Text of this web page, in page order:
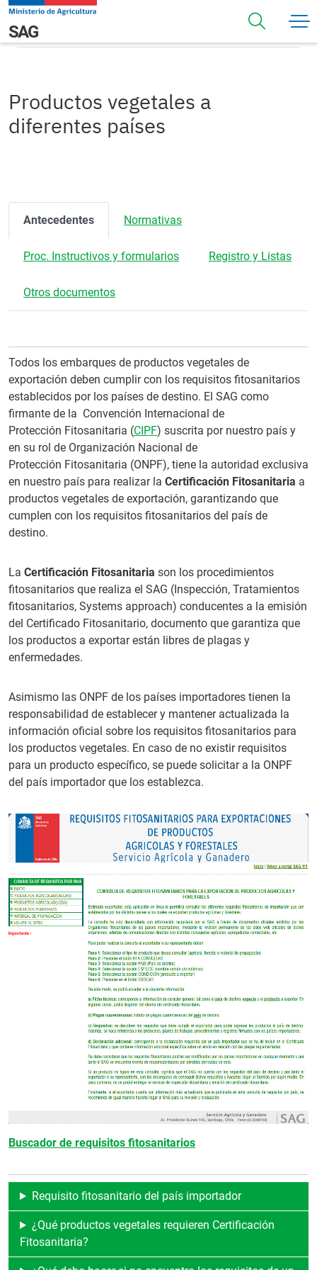
Pasar al contenido principal
Navegación principal
SAGProductos vegetales a diferentes países
Productos vegetales a
diferentes países
Antecedentes Normativas
Proc. Instructivos y formularios Registro y Listas
Otros documentos
Todos los embarques de productos vegetales de
exportación deben cumplir con los requisitos fitosanitarios
establecidos por los países de destino. El SAG como
firmante de la Convención Internacional de
Protección Fitosanitaria (CIPF) suscrita por nuestro país y
en su rol de Organización Nacional de
Protección Fitosanitaria (ONPF), tiene la autoridad exclusiva
en nuestro país para realizar la Certificación Fitosanitaria a
productos vegetales de exportación, garantizando que
cumplen con los requisitos fitosanitarios del país de
destino.
La Certificación Fitosanitaria son los procedimientos
fitosanitarios que realiza el SAG (Inspección, Tratamientos
fitosanitarios, Systems approach) conducentes a la emisión
del Certificado Fitosanitario, documento que garantiza que
los productos a exportar están libres de plagas y
enfermedades.
Asimismo las ONPF de los países importadores tienen la
responsabilidad de establecer y mantener actualizada la
información oficial sobre los requisitos fitosanitarios para
los productos vegetales. En caso de no existir requisitos
para un producto específico, se puede solicitar a la ONPF
del país importador que los establezca.
Buscador de requisitos fitosanitarios
Requisito fitosanitario del país importador
¿Qué productos vegetales requieren Certificación
Fitosanitaria?